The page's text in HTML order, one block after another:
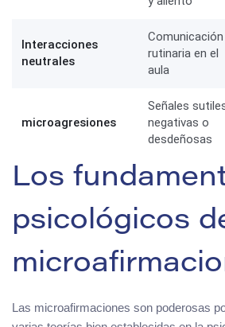
Interacciones
neutrales
Comunicación
rutinaria en el
aula
microagresiones
Señales
negativas o
desdeñosas
Los
psicológicos
Las microafirmaciones son poderosas